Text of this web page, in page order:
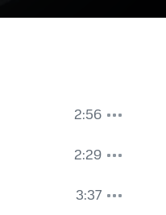
2:56
2:29
3:37